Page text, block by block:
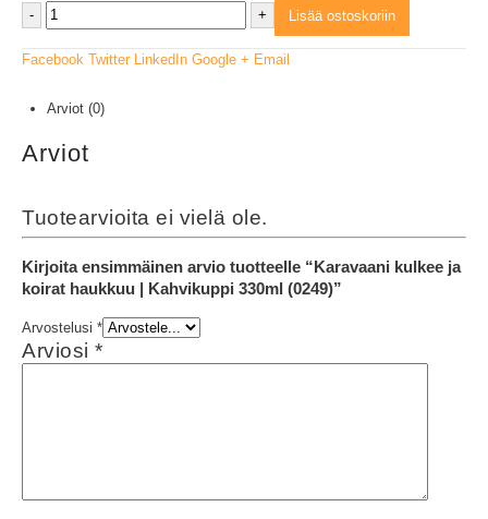
- + Lisää ostoskoriin
Facebook Twitter LinkedIn Google + Email
Arviot (0)
Arviot
Tuotearvioita ei vielä ole.
Kirjoita ensimmäinen arvio tuotteelle “Karavaani kulkee ja
koirat haukkuu | Kahvikuppi 330ml (0249)”
Arvostelusi *
Arviosi *